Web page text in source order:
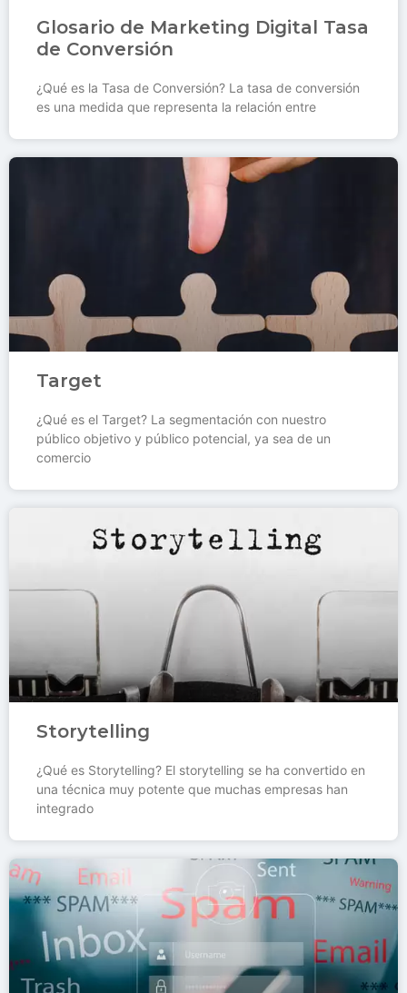
Glosario de Marketing Digital Tasa
de Conversión
¿Qué es la Tasa de Conversión? La tasa de conversión
es una medida que representa la relación entre
Target
¿Qué es el Target? La segmentación con nuestro
público objetivo y público potencial, ya sea de un
comercio
Storytelling
¿Qué es Storytelling? El storytelling se ha convertido en
una técnica muy potente que muchas empresas han
integrado